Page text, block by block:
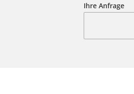
Ihre Anfrage